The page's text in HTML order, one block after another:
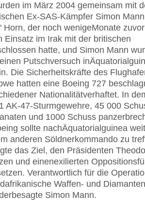
im März 2004 gemeinsam mit
Ex-SAS-Kämpfer Simon
Horn, der noch wenigeMonate
Einsatz im Irak mit der britischen
hatte, und Simon Mann
Putschversuch
Die Sicherheitskräfte des
hatten eine Boeing 727
Nationalitätverhaftet. In
AK-47-Sturmgewehre, 45 000
und 1000 Schuss
sollte nachÄquatorialguinea
anderen Söldnerkommando zu
das Ziel, den Präsidenten
und einenexilierten
Verantwortlich für die
Waffen- und
Simon Mann.